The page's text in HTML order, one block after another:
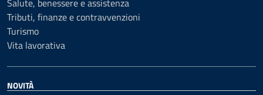
Salute, benessere e assistenza
Tributi, finanze e contravvenzioni
Turismo
Vita lavorativa
NOVITÀ